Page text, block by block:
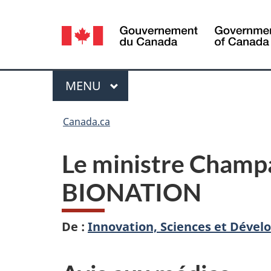
Sélection
de
la
langue
Menu
MENU PRINCIPAL
Canada.ca
Le ministre
BIONATION
De : Innovation, Sciences et